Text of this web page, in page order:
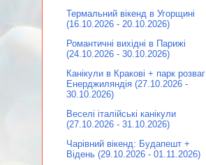
Термальний вікенд в Угорщині
(16.10.2026 - 20.10.2026)
Романтичні вихідні в Парижі
(24.10.2026 - 30.10.2026)
Канікули в Кракові + парк розваг
Енерджиляндія (27.10.2026 -
30.10.2026)
Веселі італійські канікули
(27.10.2026 - 31.10.2026)
Чарівний вікенд: Будапешт +
Відень (29.10.2026 - 01.11.2026)